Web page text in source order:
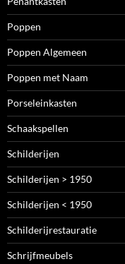
Poppen
Poppen Algemeen
Poppen met Naam
Porseleinkasten
Schaakspellen
Schilderijen
Schilderijen > 1950
Schilderijen < 1950
Schilderijrestauratie
Schrijfmeubels